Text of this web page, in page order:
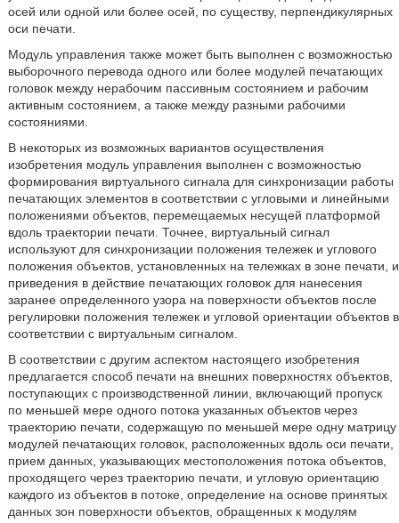
осей или одной или более осей, по существу, перпендикулярных
оси печати.
Модуль управления также может быть выполнен с возможностью
выборочного перевода одного или более модулей печатающих
головок между нерабочим пассивным состоянием и рабочим
активным состоянием, а также между разными рабочими
состояниями.
В некоторых из возможных вариантов осуществления
изобретения модуль управления выполнен с возможностью
формирования виртуального сигнала для синхронизации работы
печатающих элементов в соответствии с угловыми и линейными
положениями объектов, перемещаемых несущей платформой
вдоль траектории печати. Точнее, виртуальный сигнал
используют для синхронизации положения тележек и углового
положения объектов, установленных на тележках в зоне печати, и
приведения в действие печатающих головок для нанесения
заранее определенного узора на поверхности объектов после
регулировки положения тележек и угловой ориентации объектов в
соответствии с виртуальным сигналом.
В соответствии с другим аспектом настоящего изобретения
предлагается способ печати на внешних поверхностях объектов,
поступающих с производственной линии, включающий пропуск
по меньшей мере одного потока указанных объектов через
траекторию печати, содержащую по меньшей мере одну матрицу
модулей печатающих головок, расположенных вдоль оси печати,
прием данных, указывающих местоположения потока объектов,
проходящего через траекторию печати, и угловую ориентацию
каждого из объектов в потоке, определение на основе принятых
данных зон поверхности объектов, обращенных к модулям